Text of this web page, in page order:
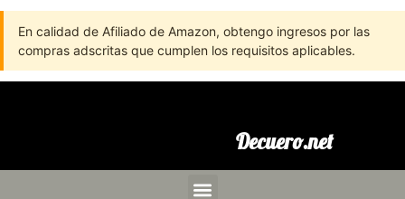
En calidad de Afiliado de Amazon, obtengo ingresos por las
compras adscritas que cumplen los requisitos aplicables.
Decuero.net